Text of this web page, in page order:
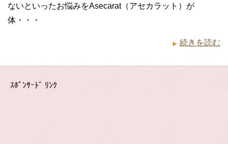
ないといったお悩みをAsecarat（アセカラット）が
体・・・
続きを読む
ｽﾎﾟﾝｻｰﾄﾞ ﾘﾝｸ